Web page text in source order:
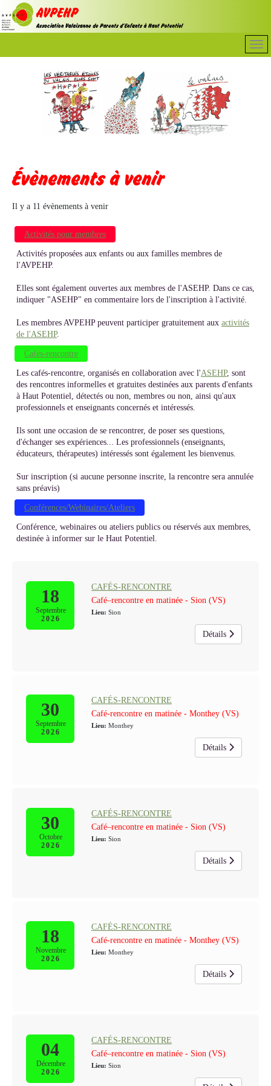
Évènements à venir
Il y a 11 évènements à venir
Activités pour membres
Activités proposées aux enfants ou aux familles membres de
l'AVPEHP.
Elles sont également ouvertes aux membres de l'ASEHP. Dans ce cas,
indiquer "ASEHP" en commentaire lors de l'inscription à l'activité.
Les membres AVPEHP peuvent participer gratuitement aux activités
de l'ASEHP.
Cafés-rencontre
Les cafés-rencontre, organisés en collaboration avec l'ASEHP, sont
des rencontres informelles et gratuites destinées aux parents d'enfants
à Haut Potentiel, détectés ou non, membres ou non, ainsi qu'aux
professionnels et enseignants concernés et intéressés.
Ils sont une occasion de se rencontrer, de poser ses questions,
d'échanger ses expériences... Les professionnels (enseignants,
éducateurs, thérapeutes) intéressés sont également les bienvenus.
Sur inscription (si aucune personne inscrite, la rencontre sera annulée
sans préavis)
Conférences/Webinaires/Ateliers
Conférence, webinaires ou ateliers publics ou réservés aux membres,
destinée à informer sur le Haut Potentiel.
18
Septembre
2026
CAFÉS-RENCONTRE
Café–rencontre en matinée - Sion (VS)
Lieu: Sion
Détails
30
Septembre
2026
CAFÉS-RENCONTRE
Café-rencontre en matinée - Monthey (VS)
Lieu: Monthey
Détails
30
Octobre
2026
CAFÉS-RENCONTRE
Café–rencontre en matinée - Sion (VS)
Lieu: Sion
Détails
18
Novembre
2026
CAFÉS-RENCONTRE
Café-rencontre en matinée - Monthey (VS)
Lieu: Monthey
Détails
04
Décembre
2026
CAFÉS-RENCONTRE
Café–rencontre en matinée - Sion (VS)
Lieu: Sion